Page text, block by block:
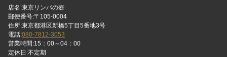
店名:東京リンパの壺
郵便番号:〒105-0004
住所:東京都港区新橋5丁目5番地3号
電話:080-7812-3053
営業時間:15：00～04：00
定休日:不定期